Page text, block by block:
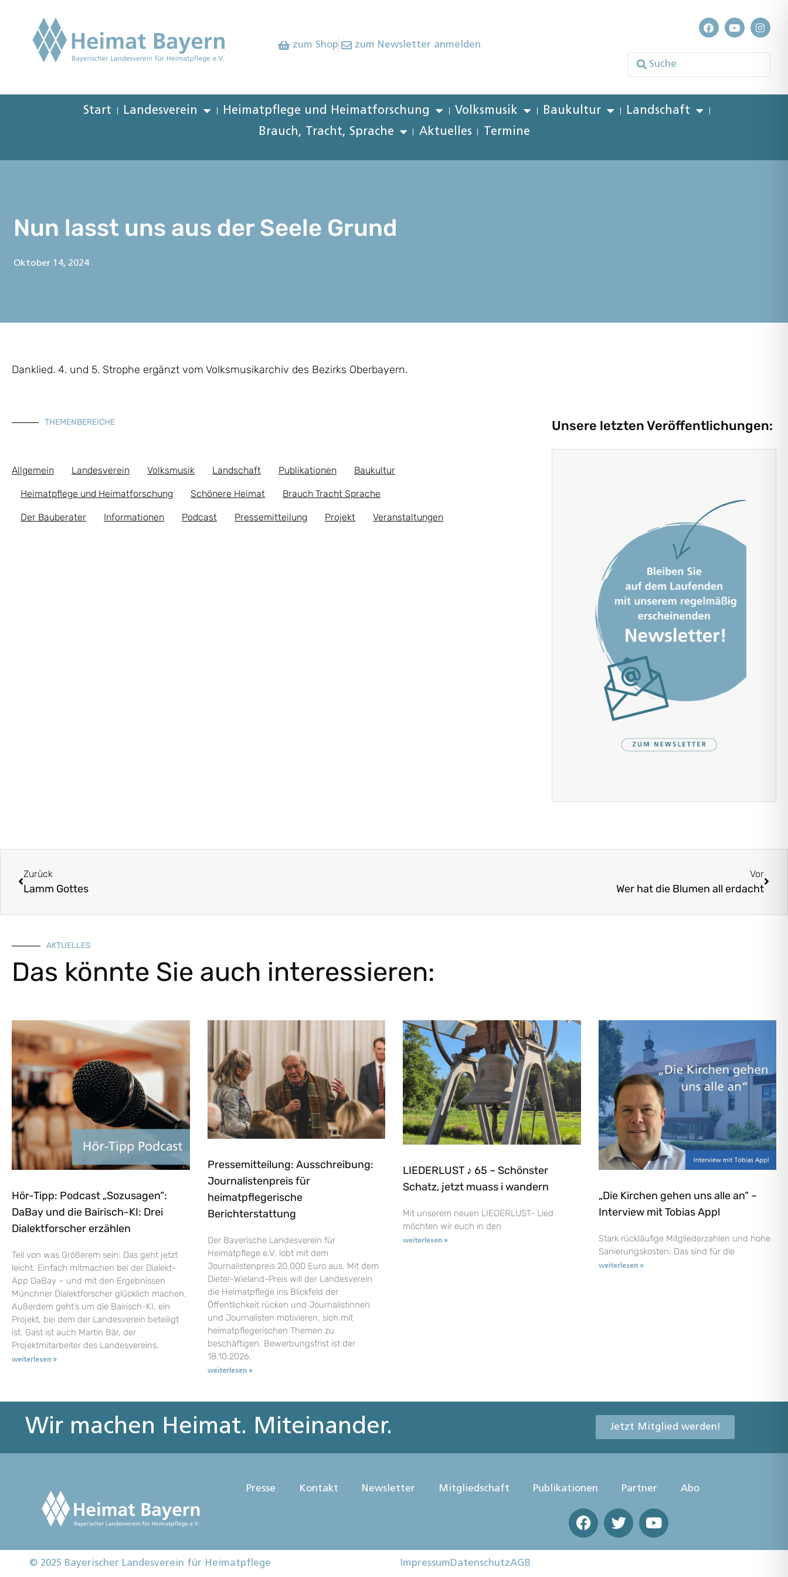
zum Shop zum Newsletter anmelden
Start Landesverein Heimatpflege und Heimatforschung Volksmusik Baukultur
Landschaft
Brauch, Tracht, Sprache
Aktuelles Termine
Nun lasst uns aus der Seele Grund
Oktober 14, 2024
Danklied. 4. und 5. Strophe ergänzt vom Volksmusikarchiv des Bezirks Oberbayern.
THEMENBEREICHE
Allgemein Landesverein Volksmusik Landschaft Publikationen Baukultur
Heimatpflege und Heimatforschung Schönere Heimat Brauch Tracht Sprache
Der Bauberater Informationen Podcast Pressemitteilung Projekt Veranstaltungen
Unsere letzten Veröffentlichungen:
Zurück
Lamm Gottes
Vor
Wer hat die Blumen all erdacht
AKTUELLES
Das könnte Sie auch interessieren:
Hör-Tipp: Podcast „Sozusagen“:
DaBay und die Bairisch-KI: Drei
Dialektforscher erzählen
Teil von was Größerem sein: Das geht jetzt
leicht. Einfach mitmachen bei der Dialekt-
App DaBay – und mit den Ergebnissen
Münchner Dialektforscher glücklich machen.
Außerdem geht’s um die Bairisch-KI, ein
Projekt, bei dem der Landesverein beteiligt
ist. Gast ist auch Martin Bär, der
Projektmitarbeiter des Landesvereins.
weiterlesen »
Pressemitteilung: Ausschreibung:
Journalistenpreis für
heimatpflegerische
Berichterstattung
Der Bayerische Landesverein für
Heimatpflege e.V. lobt mit dem
Journalistenpreis 20.000 Euro aus. Mit dem
Dieter-Wieland-Preis will der Landesverein
die Heimatpflege ins Blickfeld der
Öffentlichkeit rücken und Journalistinnen
und Journalisten motivieren, sich mit
heimatpflegerischen Themen zu
beschäftigen. Bewerbungsfrist ist der
18.10.2026.
weiterlesen »
LIEDERLUST ♪ 65 – Schönster
Schatz, jetzt muass i wandern
Mit unserem neuen LIEDERLUST- Lied
möchten wir euch in den
weiterlesen »
„Die Kirchen gehen uns alle an“ –
Interview mit Tobias Appl
Stark rückläufige Mitgliederzahlen und hohe
Sanierungskosten: Das sind für die
weiterlesen »
Wir machen Heimat. Miteinander. Jetzt Mitglied werden!
Presse Kontakt Newsletter Mitgliedschaft Publikationen Partner Abo
© 2025 Bayerischer Landesverein für Heimatpflege ImpressumDatenschutzAGB